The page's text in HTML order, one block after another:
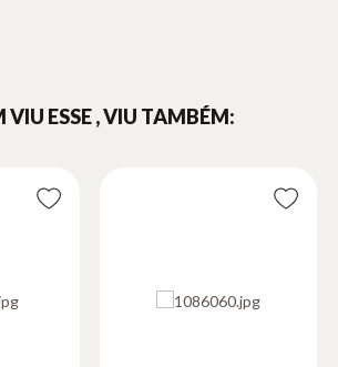
VIU ESSE , VIU TAMBÉM: